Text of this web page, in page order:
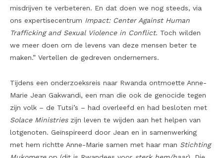
misdrijven te verbeteren. En dat doen we nog steeds, via
ons expertisecentrum Impact: Center Against Human
Trafficking and Sexual Violence in Conflict. Toch wilden
we meer doen om de levens van deze mensen beter te
maken.” Vertellen de gedreven ondernemers.
Tijdens een onderzoeksreis naar Rwanda ontmoette Anne-
Marie Jean Gakwandi, een man die ook de genocide tegen
zijn volk – de Tutsi’s – had overleefd en had besloten met
Solace Ministrieszijn leven te wijden aan het helpen van
lotgenoten. Geïnspireerd door Jean en in samenwerking
met hem richtte Anne-Marie samen met haar man Stichting